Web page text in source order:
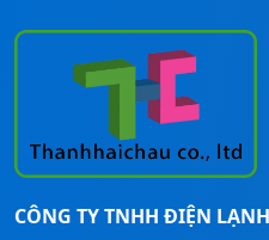
CÔNG TY TNHH ĐIỆN